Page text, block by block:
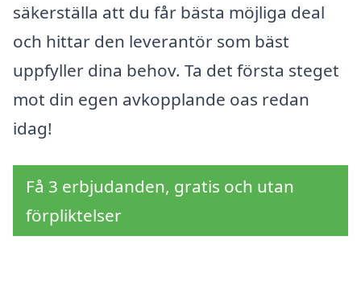
säkerställa att du får bästa möjliga deal
och hittar den leverantör som bäst
uppfyller dina behov. Ta det första steget
mot din egen avkopplande oas redan
idag!
Få 3 erbjudanden, gratis och utan
förpliktelser